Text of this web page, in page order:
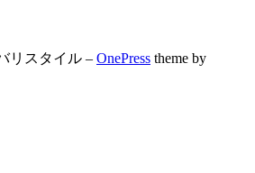
リスタイル – OnePress theme by